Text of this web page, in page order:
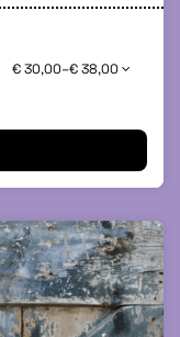
€ 30,00–€ 38,00